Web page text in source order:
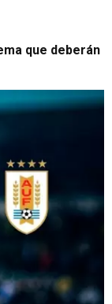
que deberán